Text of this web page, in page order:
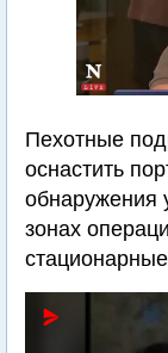
Пехотные
оснастить
обнаружения
зонах